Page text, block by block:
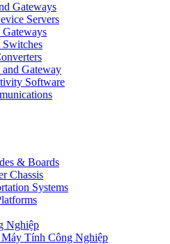
Gateways
Servers
Switches
Gateway
Software
& Boards
Chassis
Systems
Nghiệp
Tính Công Nghiệp